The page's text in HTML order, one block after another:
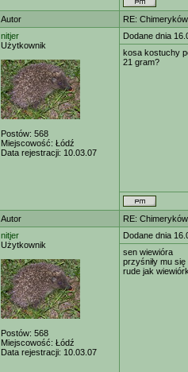
Autor
RE:
nitjer
Użytkownik
Postów: 568
Miejscowość: Łódź
Data rejestracji: 10.03.07
Dodane dnia
kosa kostuchy
21 gram?
Autor
RE:
nitjer
Użytkownik
Postów: 568
Miejscowość: Łódź
Data rejestracji: 10.03.07
Dodane dnia
sen wiewióra
przyśniły mu
rude jak